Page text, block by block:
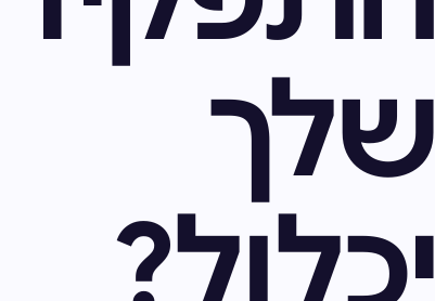
שלך
יכלול?